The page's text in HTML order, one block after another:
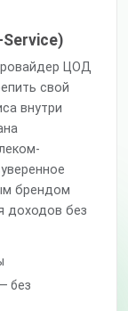
ЦОД
свой
внутри
брендом
доходов без
без